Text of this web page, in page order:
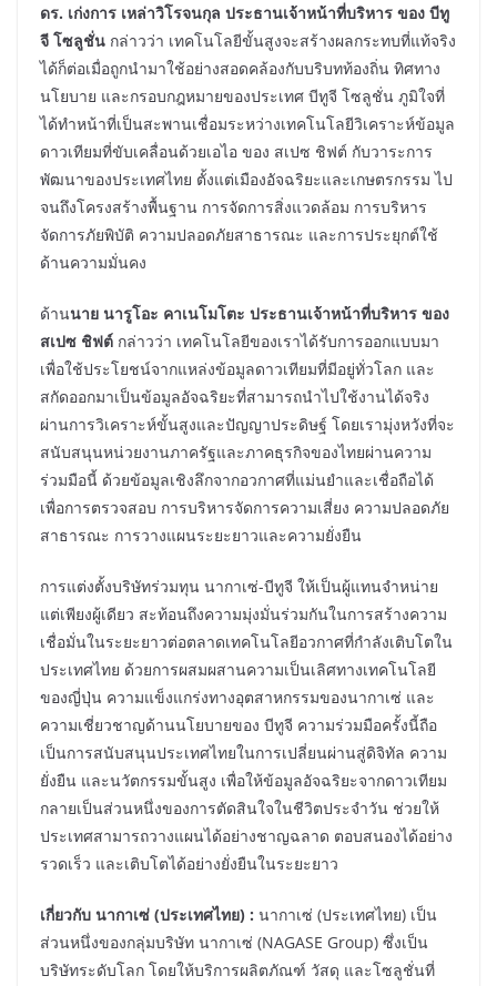
ดร. เก่งการ เหล่าวิโรจนกุล ประธานเจ้าหน้าที่บริหาร ของ บีทู
จี โซลูชั่น กล่าวว่า เทคโนโลยีขั้นสูงจะสร้างผลกระทบที่แท้จริง
ได้ก็ต่อเมื่อถูกนำมาใช้อย่างสอดคล้องกับบริบทท้องถิ่น ทิศทาง
นโยบาย และกรอบกฎหมายของประเทศ บีทูจี โซลูชั่น ภูมิใจที่
ได้ทำหน้าที่เป็นสะพานเชื่อมระหว่างเทคโนโลยีวิเคราะห์ข้อมูล
ดาวเทียมที่ขับเคลื่อนด้วยเอไอ ของ สเปซ ชิฟต์ กับวาระการ
พัฒนาของประเทศไทย ตั้งแต่เมืองอัจฉริยะและเกษตรกรรม ไป
จนถึงโครงสร้างพื้นฐาน การจัดการสิ่งแวดล้อม การบริหาร
จัดการภัยพิบัติ ความปลอดภัยสาธารณะ และการประยุกต์ใช้
ด้านความมั่นคง
ด้านนาย นารูโอะ คาเนโมโตะ ประธานเจ้าหน้าที่บริหาร ของ
สเปซ ชิฟต์ กล่าวว่า เทคโนโลยีของเราได้รับการออกแบบมา
เพื่อใช้ประโยชน์จากแหล่งข้อมูลดาวเทียมที่มีอยู่ทั่วโลก และ
สกัดออกมาเป็นข้อมูลอัจฉริยะที่สามารถนำไปใช้งานได้จริง
ผ่านการวิเคราะห์ขั้นสูงและปัญญาประดิษฐ์ โดยเรามุ่งหวังที่จะ
สนับสนุนหน่วยงานภาครัฐและภาคธุรกิจของไทยผ่านความ
ร่วมมือนี้ ด้วยข้อมูลเชิงลึกจากอวกาศที่แม่นยำและเชื่อถือได้
เพื่อการตรวจสอบ การบริหารจัดการความเสี่ยง ความปลอดภัย
สาธารณะ การวางแผนระยะยาวและความยั่งยืน
การแต่งตั้งบริษัทร่วมทุน นากาเซ่-บีทูจี ให้เป็นผู้แทนจำหน่าย
แต่เพียงผู้เดียว สะท้อนถึงความมุ่งมั่นร่วมกันในการสร้างความ
เชื่อมั่นในระยะยาวต่อตลาดเทคโนโลยีอวกาศที่กำลังเติบโตใน
ประเทศไทย ด้วยการผสมผสานความเป็นเลิศทางเทคโนโลยี
ของญี่ปุ่น ความแข็งแกร่งทางอุตสาหกรรมของนากาเซ่ และ
ความเชี่ยวชาญด้านนโยบายของ บีทูจี ความร่วมมือครั้งนี้ถือ
เป็นการสนับสนุนประเทศไทยในการเปลี่ยนผ่านสู่ดิจิทัล ความ
ยั่งยืน และนวัตกรรมขั้นสูง เพื่อให้ข้อมูลอัจฉริยะจากดาวเทียม
กลายเป็นส่วนหนึ่งของการตัดสินใจในชีวิตประจำวัน ช่วยให้
ประเทศสามารถวางแผนได้อย่างชาญฉลาด ตอบสนองได้อย่าง
รวดเร็ว และเติบโตได้อย่างยั่งยืนในระยะยาว
เกี่ยวกับ นากาเซ่ (ประเทศไทย) : นากาเซ่ (ประเทศไทย) เป็น
ส่วนหนึ่งของกลุ่มบริษัท นากาเซ่ (NAGASE Group) ซึ่งเป็น
บริษัทระดับโลก โดยให้บริการผลิตภัณฑ์ วัสดุ และโซลูชั่นที่